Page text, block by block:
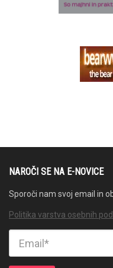
NAROČI SE NA E-NOVICE
Sporoči nam svoj email in
Politika varstva osebnih